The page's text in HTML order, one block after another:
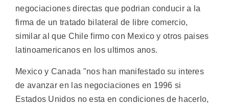
negociaciones directas que podrian conducir a la
firma de un tratado bilateral de libre comercio,
similar al que Chile firmo con Mexico y otros paises
latinoamericanos en los ultimos anos.
Mexico y Canada "nos han manifestado su interes
de avanzar en las negociaciones en 1996 si
Estados Unidos no esta en condiciones de hacerlo,